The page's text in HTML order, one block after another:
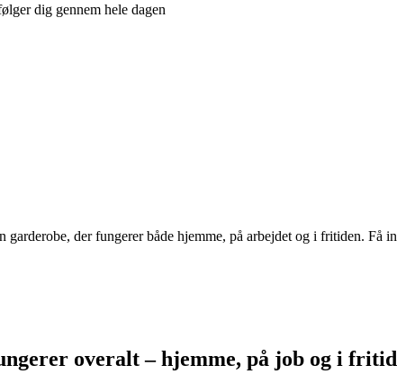
dig gennem hele dagen
garderobe, der fungerer både hjemme, på arbejdet og i fritiden.
overalt – hjemme, på job og i